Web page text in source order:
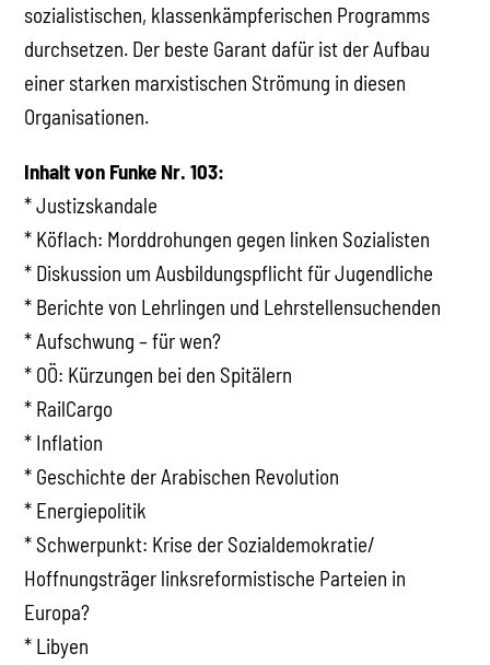
sozialistischen, klassenkämpferischen Programms
durchsetzen. Der beste Garant dafür ist der Aufbau
einer starken marxistischen Strömung in diesen
Organisationen.
Inhalt von Funke Nr. 103:
* Justizskandale
* Köflach: Morddrohungen gegen linken Sozialisten
* Diskussion um Ausbildungspflicht für Jugendliche
* Berichte von Lehrlingen und Lehrstellensuchenden
* Aufschwung – für wen?
* OÖ: Kürzungen bei den Spitälern
* RailCargo
* Inflation
* Geschichte der Arabischen Revolution
* Energiepolitik
* Schwerpunkt: Krise der Sozialdemokratie/
Hoffnungsträger linksreformistische Parteien in
Europa?
* Libyen